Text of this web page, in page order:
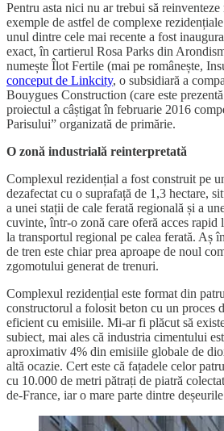
Pentru asta nici nu ar trebui să
exemple de astfel de complexe
unul dintre cele mai recente a fost
exact, în cartierul Rosa Parks din
numește Îlot Fertile (mai pe românește,
conceput de Linkcity, o subsidiară a
Bouygues Construction (care este
proiectul a câștigat în februarie 2016
Parisului” organizată de primărie.
O zonă industrială reinterpretată
Complexul rezidențial a fost construit pe
dezafectat cu o suprafață de 1,3 hectare,
a unei stații de cale ferată regională și a
cuvinte, într-o zonă care oferă acces rapid
la transportul regional pe calea ferată. Aș
de tren este chiar prea aproape de noul
zgomotului generat de trenuri.
Complexul rezidențial este format din
constructorul a folosit beton cu un proces
eficient cu emisiile. Mi-ar fi plăcut să
subiect, mai ales că industria cimentului
aproximativ 4% din emisiile globale de
altă ocazie. Cert este că fațadele celor
cu 10.000 de metri pătrați de piatră
de-France, iar o mare parte dintre